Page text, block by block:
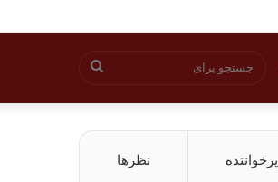
پرخواننده نظرها